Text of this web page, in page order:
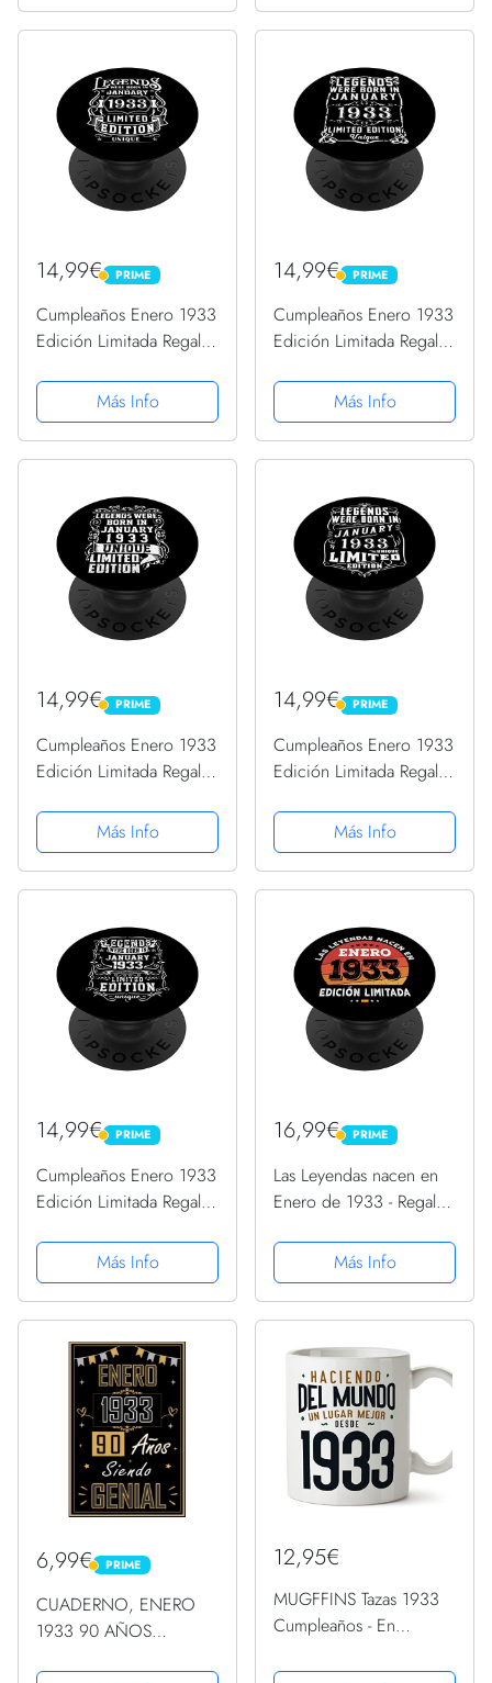
14,99€ PRIME
PRIME
Cumpleaños Enero 1933
Edición Limitada Regalo
PopGrip Intercambiable
Más Info
14,99€ PRIME
PRIME
Cumpleaños Enero 1933
Edición Limitada Regalo
PopGrip Intercambiable
Más Info
14,99€ PRIME
PRIME
Cumpleaños Enero 1933
Edición Limitada Regalo
PopGrip Intercambiable
Más Info
14,99€ PRIME
PRIME
Cumpleaños Enero 1933
Edición Limitada Regalo
PopGrip Intercambiable
Más Info
14,99€ PRIME
PRIME
Cumpleaños Enero 1933
Edición Limitada Regalo
PopGrip Intercambiable
Más Info
16,99€ PRIME
PRIME
Las Leyendas nacen en
Enero de 1933 - Regalo
PopGrip Intercambiable
Más Info
6,99€ PRIME
PRIME
CUADERNO, ENERO
1933 90 AÑOS
12,95€
MUGFFINS Tazas 1933
Cumpleaños - En
Mundo un Lugar Mejor -